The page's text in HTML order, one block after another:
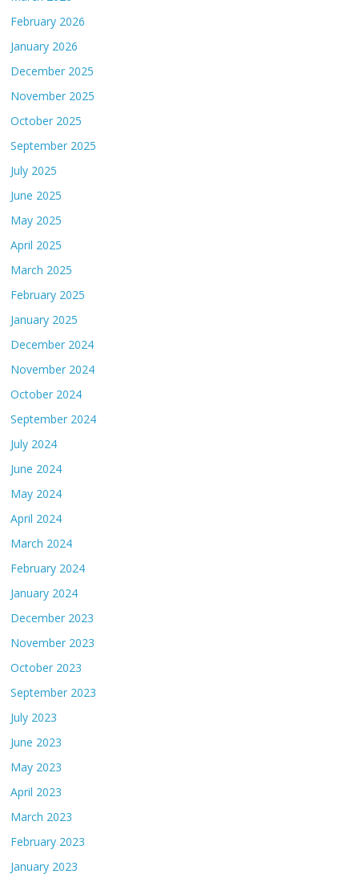
February 2026
January 2026
December 2025
November 2025
October 2025
September 2025
July 2025
June 2025
May 2025
April 2025
March 2025
February 2025
January 2025
December 2024
November 2024
October 2024
September 2024
July 2024
June 2024
May 2024
April 2024
March 2024
February 2024
January 2024
December 2023
November 2023
October 2023
September 2023
July 2023
June 2023
May 2023
April 2023
March 2023
February 2023
January 2023